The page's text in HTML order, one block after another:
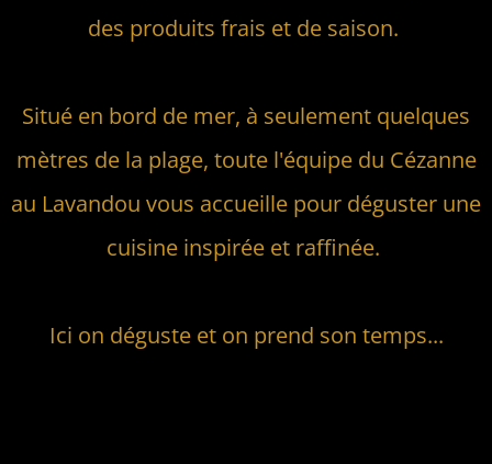
des produits frais et de saison.
Situé en bord de mer, à seulement quelques
mètres de la plage, toute l'équipe du Cézanne
au Lavandou vous accueille pour déguster une
cuisine inspirée et raffinée.
Ici on déguste et on prend son temps...